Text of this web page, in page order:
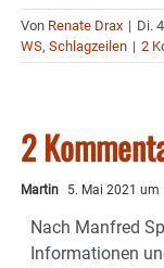
Von Renate Drax | Di.
WS, Schlagzeilen | 2
2
Martin 5. Mai 2021 um
Nach Manfred
Informationen